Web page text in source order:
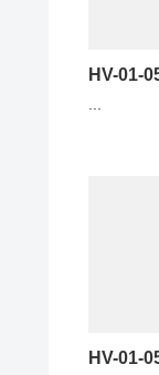
HV-01-
HV-01-